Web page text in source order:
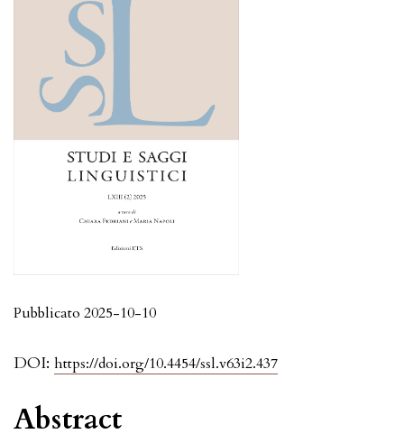
DOI: https://doi.org/10.4454/ssl.v63i2.437
Pubblicato 2025-10-10
Abstract